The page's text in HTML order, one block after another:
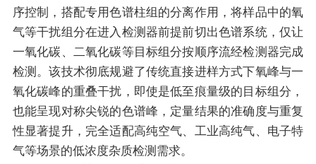
序控制，搭配专用色谱柱组的分离作用，将样品中的氧
气等干扰组分在进入检测器前提前切出色谱系统，仅让
一氧化碳、二氧化碳等目标组分按顺序流经检测器完成
检测。该技术彻底规避了传统直接进样方式下氧峰与一
氧化碳峰的重叠干扰，即使是低至痕量级的目标组分，
也能呈现对称尖锐的色谱峰，定量结果的准确度与重复
性显著提升，完全适配高纯空气、工业高纯气、电子特
气等场景的低浓度杂质检测需求。